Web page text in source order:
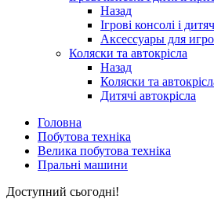
Назад
Ігрові консолі і
Аксессуары для
Коляски та автокрісла
Назад
Коляски та
Дитячі автокрісла
Головна
Побутова техніка
Велика побутова техніка
Пральні машини
Доступний сьогодні!